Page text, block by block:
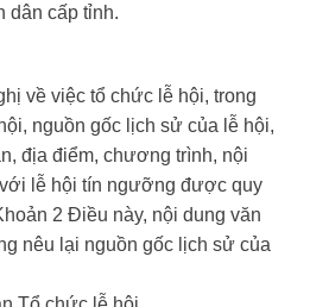
dân cấp tỉnh.
về việc tổ chức lễ hội, trong
nguồn gốc lịch sử của lễ hội,
địa điểm, chương trình, nội
lễ hội tín ngưỡng được quy
2 Điều này, nội dung văn
nêu lại nguồn gốc lịch sử của